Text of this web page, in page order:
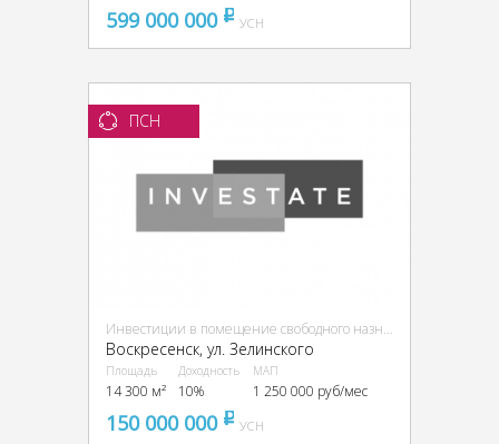
599 000 000 pуб
УСН
ПСН
Инвестиции в помещение свободного назначения (ПСН)
Воскресенск, ул. Зелинского
Площадь
14 300 м²
Доходность
10%
МАП
1 250 000 руб/мес
150 000 000 pуб
УСН